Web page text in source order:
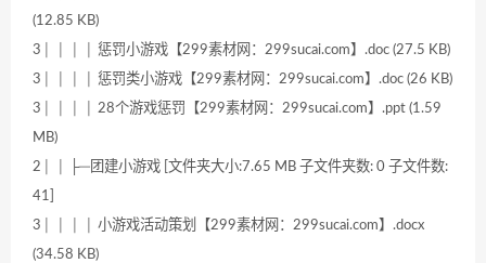
(12.85 KB)
3│ │ │ │ 惩罚小游戏【299素材网：299sucai.com】.doc (27.5 KB)
3│ │ │ │ 惩罚类小游戏【299素材网：299sucai.com】.doc (26 KB)
3│ │ │ │ 28个游戏惩罚【299素材网：299sucai.com】.ppt (1.59
MB)
2│ │ ├─团建小游戏 [文件夹大小:7.65 MB 子文件夹数: 0 子文件数:
41]
3│ │ │ │ 小游戏活动策划【299素材网：299sucai.com】.docx
(34.58 KB)